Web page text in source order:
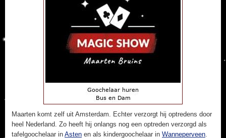
Maarten komt zelf uit Amsterdam. Echter verzorgt hij optredens door
heel Nederland. Zo heeft hij onlangs nog een optreden verzorgd als
tafelgoochelaar in Asten en als kindergoochelaar in Wanneperveen.